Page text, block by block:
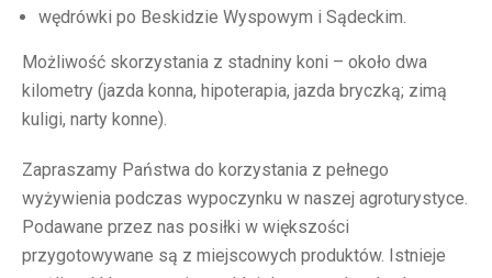
wędrówki po Beskidzie Wyspowym i Sądeckim.
Możliwość skorzystania z stadniny koni – około dwa
kilometry (jazda konna, hipoterapia, jazda bryczką; zimą
kuligi, narty konne).
Zapraszamy Państwa do korzystania z pełnego
wyżywienia podczas wypoczynku w naszej agroturystyce.
Podawane przez nas posiłki w większości
przygotowywane są z miejscowych produktów. Istnieje